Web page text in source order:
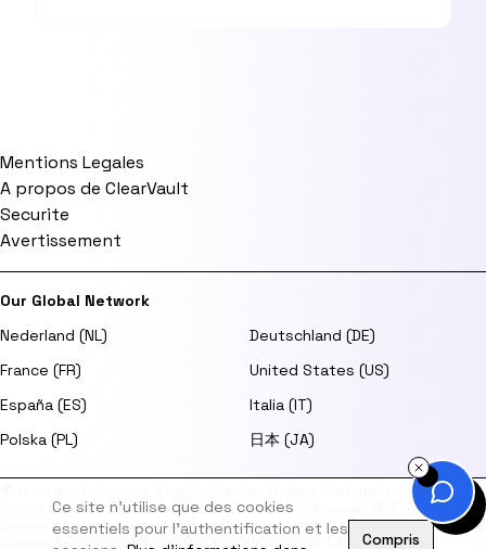
Mentions Legales
A propos de ClearVault
Securite
Avertissement
Our Global Network
Nederland (NL)
Deutschland (DE)
France (FR)
United States (US)
España (ES)
Italia (IT)
Polska (PL)
日本 (JA)
Polski
Svenska ·Dansk Norsk ·Suomi 日本語 ·한국어 Türkçe
Bahasa Indonesia ·Tiếng Việt · ไทย ·Čeština ·Ελληνικά ·Magyar ·Română ·
Українська Hrvatski Български Latviešu ·Lietuvių
Ce site n'utilise que des cookies
essentiels pour l'authentification et les
Compris